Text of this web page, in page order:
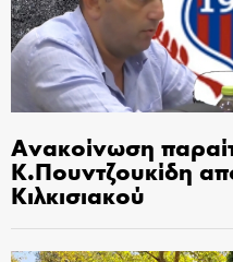
Ανακοίνωση
Κ.Πουντζουκίδη
Κιλκισιακού